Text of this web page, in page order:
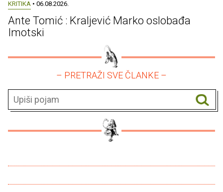
KRITIKA • 06.08.2026.
Ante Tomić : Kraljević Marko oslobađa
Imotski
– PRETRAŽI SVE ČLANKE –